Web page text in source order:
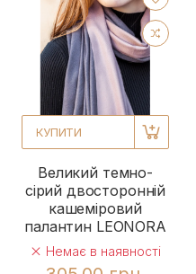
КУПИТИ
Великий темно-
сірий двосторонній
кашеміровий
палантин LEONORA
Немає в наявності